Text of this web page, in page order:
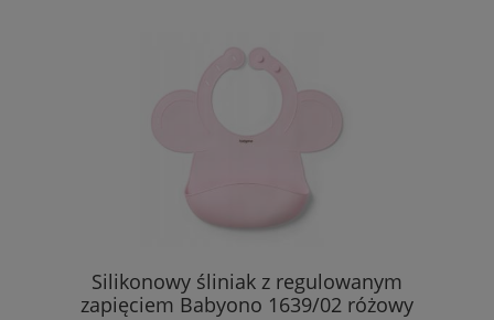
Silikonowy śliniak z regulowanym
zapięciem Babyono 1639/02 różowy